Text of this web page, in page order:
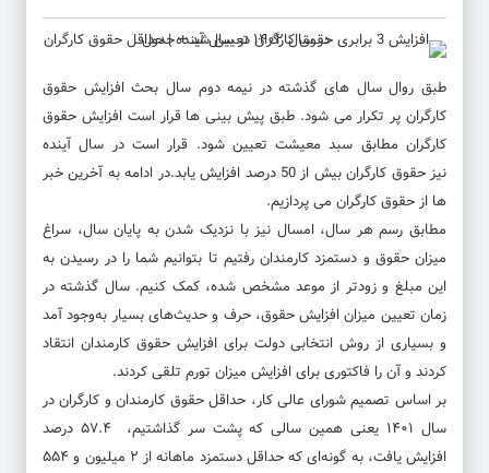
طبق روال سال های گذشته در نیمه دوم سال بحث افزایش حقوق
کارگران پر تکرار می شود. طبق پیش بینی ها قرار است افزایش حقوق
کارگران مطابق سبد معیشت تعیین شود. قرار است در سال آینده
نیزحقوق کارگران
بیش از 50 درصد افزایش یابد.در ادامه به آخرین خبر
ها از حقوق کارگران می پردازیم.
مطابق رسم هر سال، امسال نیز با نزدیک شدن به پایان سال، سراغ
میزان حقوق و دستمزد کارمندان رفتیم تا بتوانیم شما را در رسیدن به
این مبلغ و زودتر از موعد مشخص شده، کمک کنیم. سال گذشته در
زمان تعیین میزان افزایش حقوق، حرف و حدیث‌های بسیار به‌وجود آمد
و بسیاری از روش انتخابی دولت برای افزایش حقوق کارمندان انتقاد
کردند و آن را فاکتوری برای افزایش میزان تورم تلقی کردند.
بر اساس تصمیم شورای عالی کار، حداقل حقوق کارمندان و کارگران در
سال ۱۴۰۱ یعنی همین سالی که پشت سر گذاشتیم، ۵۷.۴ درصد
افزایش یافت، به گونه‌ای که حداقل دستمزد ماهانه از ۲ میلیون و ۵۵۴